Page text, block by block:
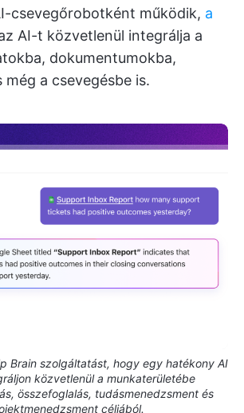
csevegőrobotként működik, a
AI-t közvetlenül integrálja a
dokumentumokba,
a csevegésbe is.
Brain szolgáltatást, hogy egy hatékony AI
közvetlenül a munkaterületébe
összefoglalás, tudásmenedzsment és
céljából.